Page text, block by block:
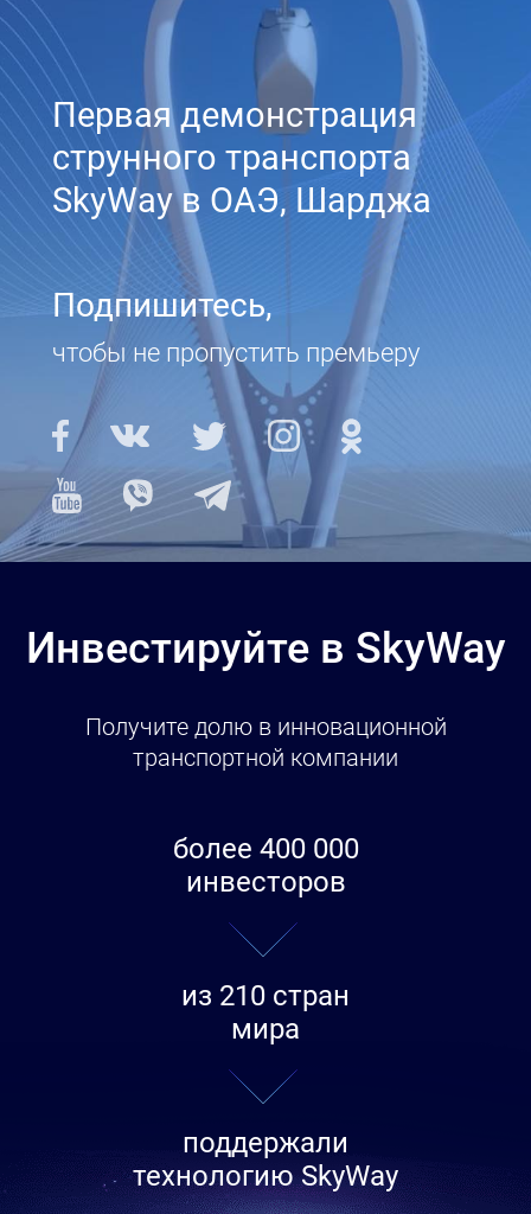
Первая демонстрация
струнного транспорта
SkyWay в ОАЭ, Шарджа
Подпишитесь,
чтобы не пропустить премьеру
Инвестируйте в SkyWay
Получите долю в инновационной
транспортной компании
более 400 000
инвесторов
из 210 стран
мира
поддержали
технологию SkyWay